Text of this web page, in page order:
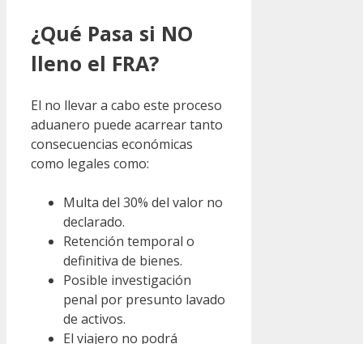
¿Qué Pasa si NO
lleno el FRA?
El no llevar a cabo este proceso
aduanero puede acarrear tanto
consecuencias económicas
como legales como:
Multa del 30% del valor no
declarado.
Retención temporal o
definitiva de bienes.
Posible investigación
penal por presunto lavado
de activos.
El viajero no podrá